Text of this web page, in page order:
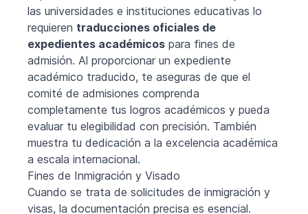
las universidades e instituciones educativas lo
requieren traducciones oficiales de
expedientes académicos para fines de
admisión. Al proporcionar un expediente
académico traducido, te aseguras de que el
comité de admisiones comprenda
completamente tus logros académicos y pueda
evaluar tu elegibilidad con precisión. También
muestra tu dedicación a la excelencia académica
a escala internacional.
Fines de Inmigración y Visado
Cuando se trata de solicitudes de inmigración y
visas, la documentación precisa es esencial.